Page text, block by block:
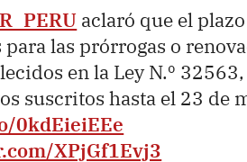
aclaró que el
las prórrogas o
en la Ley N.º
suscritos hasta el 23 de
0kdEieiEEe
XPjGf1Evj3